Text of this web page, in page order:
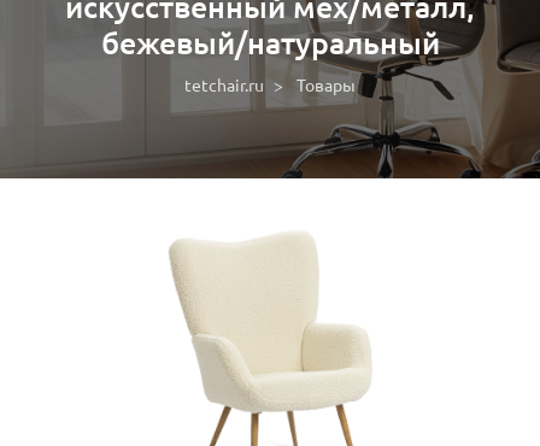
искусственный мех/металл,
бежевый/натуральный
tetchair.ru Товары